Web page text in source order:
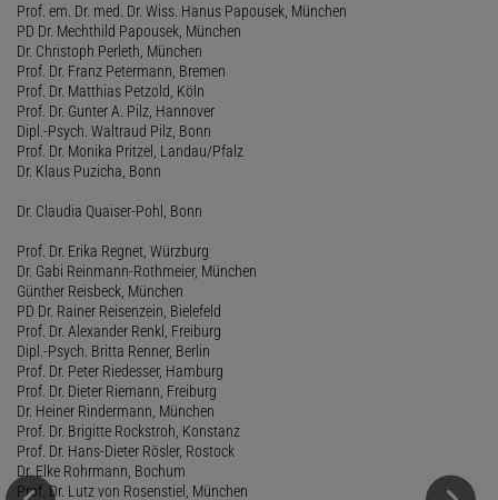
Prof. em. Dr. med. Dr. Wiss. Hanus Papousek, München
PD Dr. Mechthild Papousek, München
Dr. Christoph Perleth, München
Prof. Dr. Franz Petermann, Bremen
Prof. Dr. Matthias Petzold, Köln
Prof. Dr. Gunter A. Pilz, Hannover
Dipl.-Psych. Waltraud Pilz, Bonn
Prof. Dr. Monika Pritzel, Landau/Pfalz
Dr. Klaus Puzicha, Bonn
Dr. Claudia Quaiser-Pohl, Bonn
Prof. Dr. Erika Regnet, Würzburg
Dr. Gabi Reinmann-Rothmeier, München
Günther Reisbeck, München
PD Dr. Rainer Reisenzein, Bielefeld
Prof. Dr. Alexander Renkl, Freiburg
Dipl.-Psych. Britta Renner, Berlin
Prof. Dr. Peter Riedesser, Hamburg
Prof. Dr. Dieter Riemann, Freiburg
Dr. Heiner Rindermann, München
Prof. Dr. Brigitte Rockstroh, Konstanz
Prof. Dr. Hans-Dieter Rösler, Rostock
Dr. Elke Rohrmann, Bochum
Prof. Dr. Lutz von Rosenstiel, München